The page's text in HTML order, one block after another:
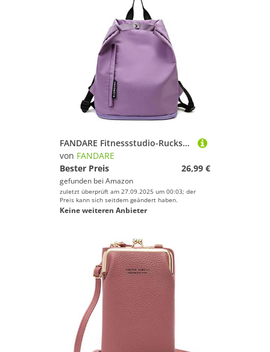
FANDARE Fitnessstudio-Rucksack Handgepäck Sporttasche Übernachtung Reisetaschen Handtasche Damen Herren Weekender Tasche Schwimmtasche Trainingstasche mit Nass Trockentrenntasche & Schuhfach
von FANDARE
Bester Preis
26,99 €
gefunden bei Amazon
zuletzt überprüft am 27.09.2025 um 00:03; der
Preis kann sich seitdem geändert haben.
Keine weiteren Anbieter